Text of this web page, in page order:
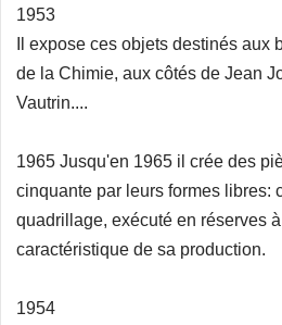
1953
Il expose ces objets destinés
de la Chimie, aux côtés de Jean
Vautrin....
1965 Jusqu'en 1965 il crée des
cinquante par leurs formes libres:
quadrillage, exécuté en réserves
caractéristique de sa production.
1954